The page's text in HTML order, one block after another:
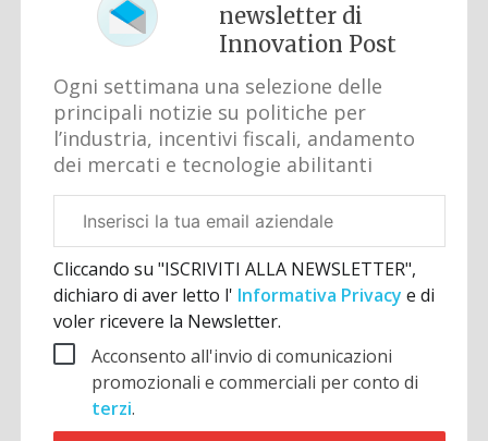
newsletter di
Innovation Post
Ogni settimana una selezione delle
principali notizie su politiche per
l’industria, incentivi fiscali, andamento
dei mercati e tecnologie abilitanti
aziendale
Cliccando su "ISCRIVITI ALLA NEWSLETTER",
dichiaro di aver letto l' Informativa Privacye di
voler ricevere la Newsletter.
Acconsento all'invio di comunicazioni
promozionali e commerciali per conto di
terzi.